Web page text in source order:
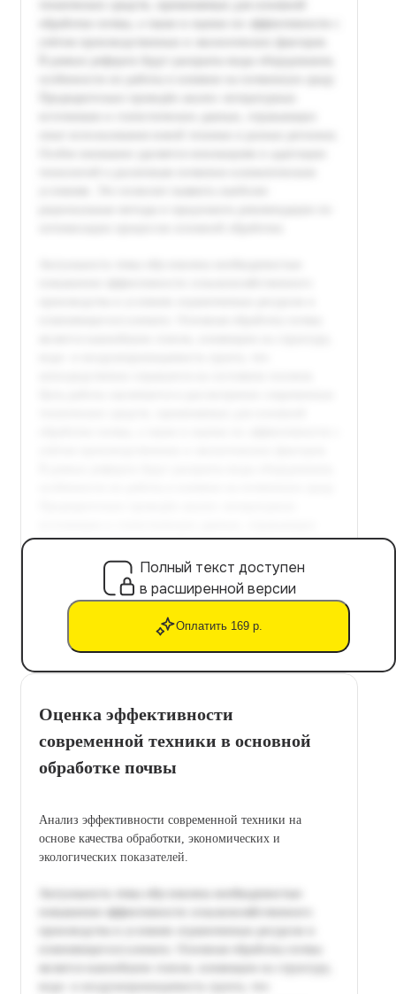
Полный текст доступен
в расширенной версии
Оплатить 169 р.
Оценка эффективности
современной техники в основной
обработке почвы
Анализ эффективности современной техники на
основе качества обработки, экономических и
экологических показателей.